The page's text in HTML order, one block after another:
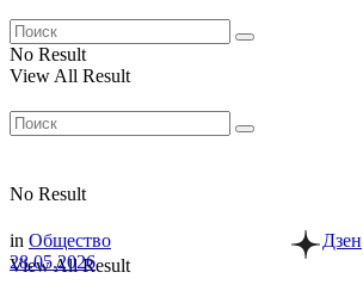
No Result
View All Result
No Result
View All Result
Дзен
in Общество
28.05.2026